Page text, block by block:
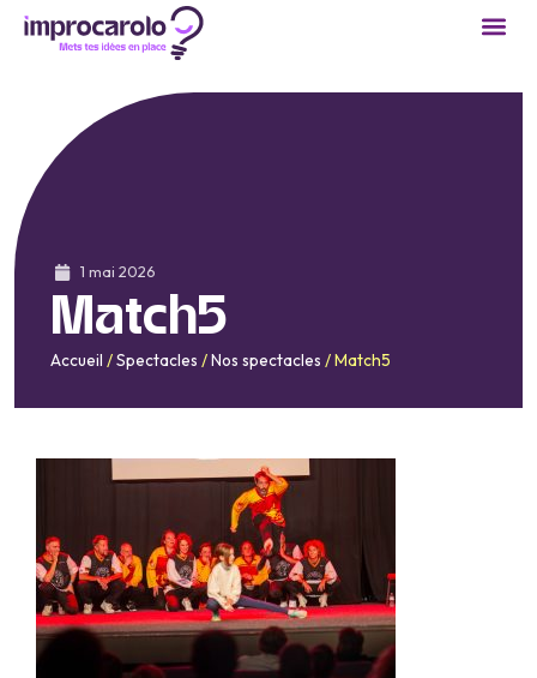
1 mai 2026
Match5
Accueil /Spectacles /Nos spectacles /Match5